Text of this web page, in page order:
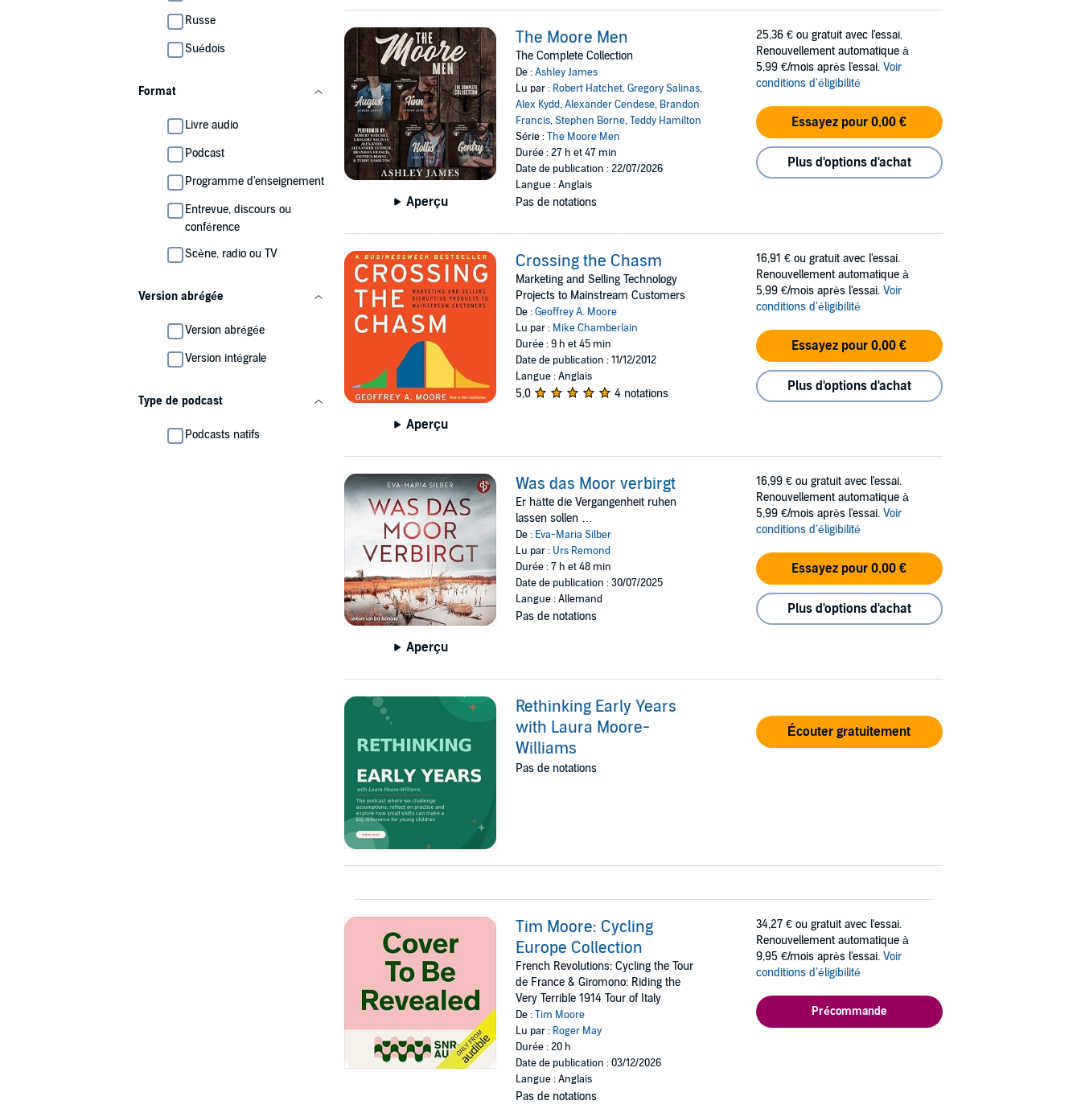
Russe
Suédois
Format
Livre audio
Podcast
Programme d'enseignement
Entrevue, discours ou
conférence
Scène, radio ou TV
Version abrégée
Version abrégée
Version intégrale
Type de podcast
Podcasts natifs
Aperçu
The Moore Men
The Complete Collection
De :Ashley James
Lu par : Robert Hatchet,Gregory Salinas,
Alex Kydd,Alexander Cendese, Brandon
Francis,Stephen Borne,Teddy Hamilton
Série :The Moore Men
Durée : 27 h et 47 min
Date de publication : 22/07/2026
Langue : Anglais
Pas de notations
25,36 € ou gratuit avec l'essai.
Renouvellement automatique à
5,99 €/mois après l'essai. Voir
conditions d'éligibilité
Essayez pour 0,00 €
Plus d'options d'achat
Aperçu
Crossing the Chasm
Marketing and Selling Technology
Projects to Mainstream Customers
De :Geoffrey A. Moore
Lu par : Mike Chamberlain
Durée : 9 h et 45 min
Date de publication : 11/12/2012
Langue : Anglais
5,0 4 notations
16,91 € ou gratuit avec l'essai.
Renouvellement automatique à
5,99 €/mois après l'essai. Voir
conditions d'éligibilité
Essayez pour 0,00 €
Plus d'options d'achat
Aperçu
Was das Moor verbirgt
Er hätte die Vergangenheit ruhen
lassen sollen …
De : Eva-Maria Silber
Lu par : Urs Remond
Durée : 7 h et 48 min
Date de publication : 30/07/2025
Langue : Allemand
Pas de notations
16,99 € ou gratuit avec l'essai.
Renouvellement automatique à
5,99 €/mois après l'essai. Voir
conditions d'éligibilité
Essayez pour 0,00 €
Plus d'options d'achat
Rethinking Early Years
with Laura Moore-
Williams
Pas de notations
Écouter gratuitement
Tim Moore: Cycling
Europe Collection
French Revolutions: Cycling the Tour
de France & Giromono: Riding the
Very Terrible 1914 Tour of Italy
De :Tim Moore
Lu par : Roger May
Durée : 20 h
Date de publication : 03/12/2026
Langue : Anglais
Pas de notations
34,27 € ou gratuit avec l'essai.
Renouvellement automatique à
9,95 €/mois après l'essai. Voir
conditions d'éligibilité
Précommande